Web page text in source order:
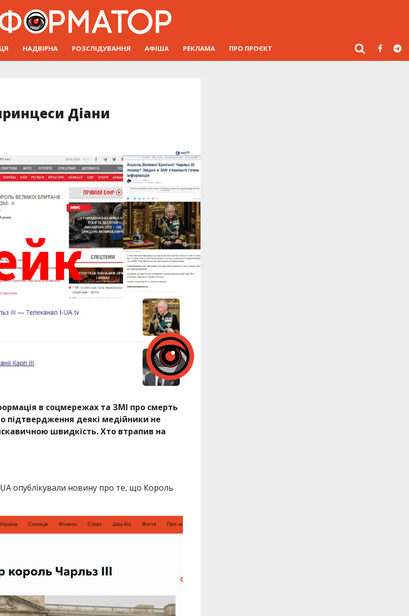
НАДВІРНА РОЗСЛІДУВАННЯ АФІША РЕКЛАМА ПРО ПРОЄКТ
Діани
в соцмережах та ЗМІ про смерть
підтвердження деякі медійники не
швидкість. Хто втрапив на
опублікували новину про те, що Король